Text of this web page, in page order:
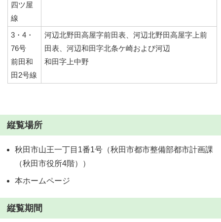
四ツ屋
線
3・4・
76号
前田和
田2号線
河辺北野田高屋字前田表、河辺北野田高屋字上前
田表、河辺和田字北条ケ崎および河辺
和田字上中野
縦覧場所
秋田市山王一丁目1番1号（秋田市都市整備部都市計画課
（秋田市役所4階））
本ホームページ
縦覧期間